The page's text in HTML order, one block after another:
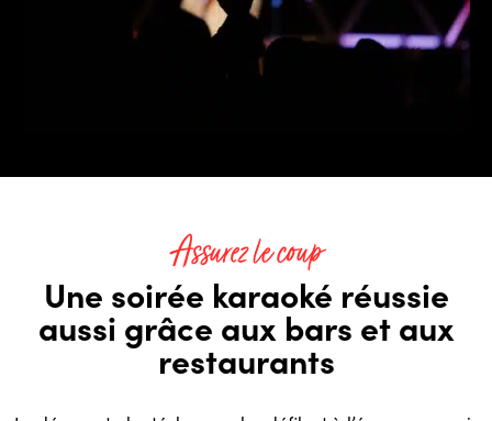
Assurez le coup
Une soirée karaoké réussie
aussi grâce aux bars et aux
restaurants